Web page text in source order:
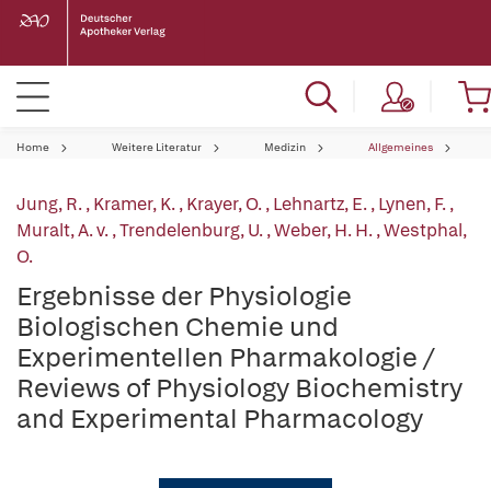
Home Weitere Literatur Medizin Allgemeines
Jung, R.,Kramer, K.,Krayer, O.,Lehnartz, E.,Lynen, F.,
Muralt, A. v.,Trendelenburg, U.,Weber, H. H.,Westphal,
O.
Ergebnisse der Physiologie
Biologischen Chemie und
Experimentellen Pharmakologie /
Reviews of Physiology Biochemistry
and Experimental Pharmacology